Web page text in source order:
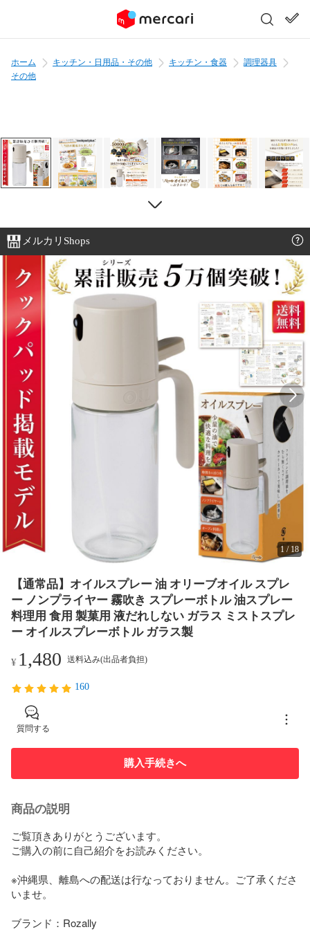
ホーム キッチン・日用品・その他 キッチン・食器
調理器具
その他
メルカリShops
1 / 18
【通常品】オイルスプレー 油 オリーブオイル スプレ
ー ノンプライヤー 霧吹き スプレーボトル 油スプレー
料理用 食用 製菓用 液だれしない ガラス ミストスプレ
ー オイルスプレーボトル ガラス製
¥ 1,480 送料込み(出品者負担)
160
質問する
購入手続きへ
商品の説明
ご覧頂きありがとうございます。
ご購入の前に自己紹介をお読みください。
※沖縄県、離島への配送は行なっておりません。ご了承くださ
いませ。
ブランド：Rozally